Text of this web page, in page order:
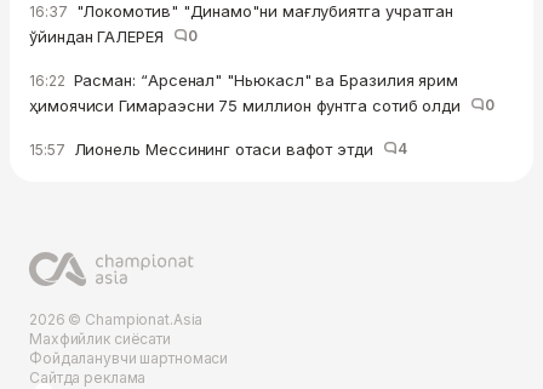
16:37 "Локомотив" "Динамо"ни мағлубиятга учратган
ўйиндан ГАЛЕРЕЯ
0
16:22 Расман: “Арсенал" "Ньюкасл" ва Бразилия ярим
ҳимоячиси Гимараэсни 75 миллион фунтга сотиб олди
0
15:57 Лионель Мессининг отаси вафот этди 4
2026 © Championat.Asia
Махфийлик сиёсати
Фойдаланувчи шартномаси
Сайтда реклама